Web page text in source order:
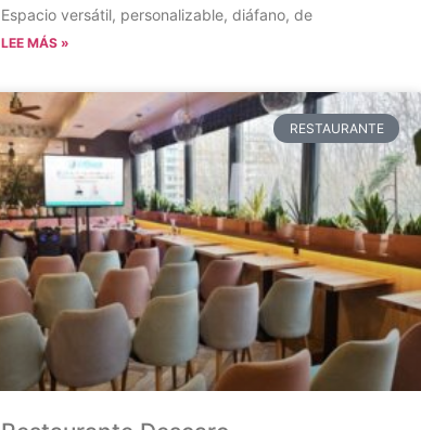
Espacio versátil, personalizable, diáfano, de
LEE MÁS »
RESTAURANTE